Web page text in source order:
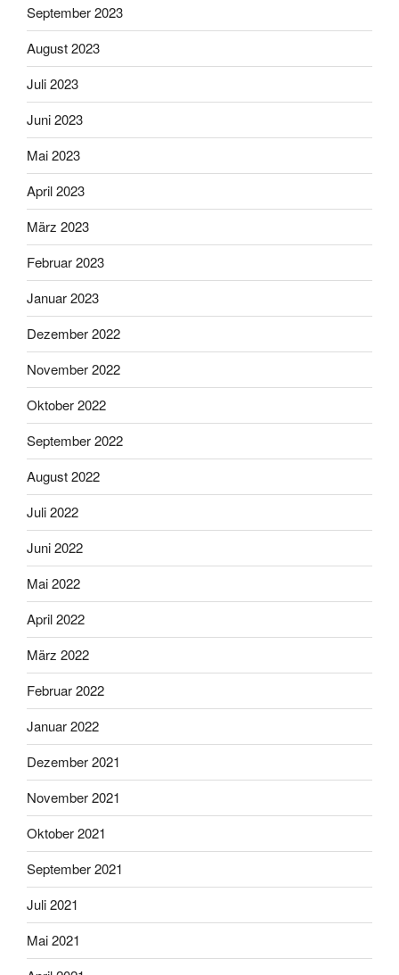
September 2023
August 2023
Juli 2023
Juni 2023
Mai 2023
April 2023
März 2023
Februar 2023
Januar 2023
Dezember 2022
November 2022
Oktober 2022
September 2022
August 2022
Juli 2022
Juni 2022
Mai 2022
April 2022
März 2022
Februar 2022
Januar 2022
Dezember 2021
November 2021
Oktober 2021
September 2021
Juli 2021
Mai 2021